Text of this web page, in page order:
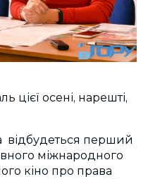
цієї осені, нарешті,
відбудеться перший
міжнародного
кіно про права